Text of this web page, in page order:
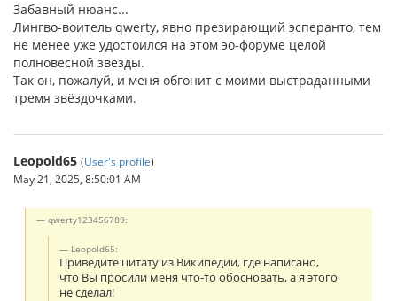
Забавный нюанс...
Лингво-воитель qwerty, явно презирающий эсперанто, тем
не менее уже удостоился на этом эо-форуме целой
полновесной звезды.
Так он, пожалуй, и меня обгонит с моими выстраданными
тремя звёздочками.
Leopold65 (User's profile)
May 21, 2025, 8:50:01 AM
qwerty123456789:
Leopold65:
Приведите цитату из Википедии, где написано,
что Вы просили меня что-то обосновать, а я этого
не сделал!